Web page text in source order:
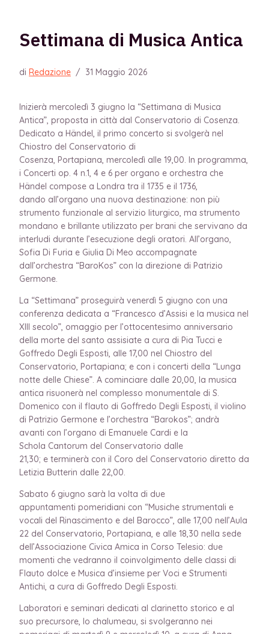
Settimana di Musica Antica
di Redazione / 31 Maggio 2026
Inizierà mercoledì 3 giugno la “Settimana di Musica
Antica”, proposta in città dal Conservatorio di Cosenza.
Dedicato a Händel, il primo concerto si svolgerà nel
Chiostro del Conservatorio di
Cosenza, Portapiana, mercoledì alle 19,00. In programma,
i Concerti op. 4 n.1, 4 e 6 per organo e orchestra che
Händel compose a Londra tra il 1735 e il 1736,
dando all’organo una nuova destinazione: non più
strumento funzionale al servizio liturgico, ma strumento
mondano e brillante utilizzato per brani che servivano da
interludi durante l’esecuzione degli oratori. All’organo,
Sofia Di Furia e Giulia Di Meo accompagnate
dall’orchestra “BaroKos” con la direzione di Patrizio
Germone.
La “Settimana” proseguirà venerdì 5 giugno con una
conferenza dedicata a “Francesco d’Assisi e la musica nel
XIII secolo”, omaggio per l’ottocentesimo anniversario
della morte del santo assisiate a cura di Pia Tucci e
Goffredo Degli Esposti, alle 17,00 nel Chiostro del
Conservatorio, Portapiana; e con i concerti della “Lunga
notte delle Chiese”. A cominciare dalle 20,00, la musica
antica risuonerà nel complesso monumentale di S.
Domenico con il flauto di Goffredo Degli Esposti, il violino
di Patrizio Germone e l’orchestra “Barokos”; andrà
avanti con l’organo di Emanuele Cardi e la
Schola Cantorum del Conservatorio dalle
21,30; e terminerà con il Coro del Conservatorio diretto da
Letizia Butterin dalle 22,00.
Sabato 6 giugno sarà la volta di due
appuntamenti pomeridiani con “Musiche strumentali e
vocali del Rinascimento e del Barocco”, alle 17,00 nell’Aula
22 del Conservatorio, Portapiana, e alle 18,30 nella sede
dell’Associazione Civica Amica in Corso Telesio: due
momenti che vedranno il coinvolgimento delle classi di
Flauto dolce e Musica d’insieme per Voci e Strumenti
Antichi, a cura di Goffredo Degli Esposti.
Laboratori e seminari dedicati al clarinetto storico e al
suo precursore, lo chalumeau, si svolgeranno nei